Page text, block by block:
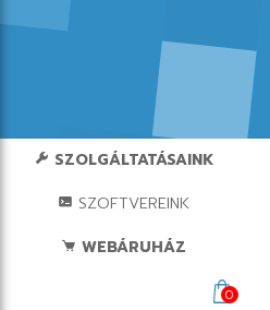
SZOLGÁLTATÁSAINK
SZOFTVEREINK
WEBÁRUHÁZ
0